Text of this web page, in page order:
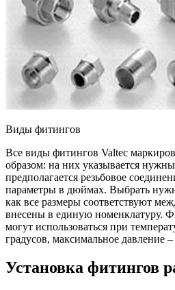
Виды фитингов
Все виды фитингов Valtec
образом: на них указывается
предполагается резьбовое
параметры в дюймах. Выбрать
как все размеры соответствуют
внесены в единую номенклатуру.
могут использоваться при
градусов, максимальное давление –
Установка фитингов